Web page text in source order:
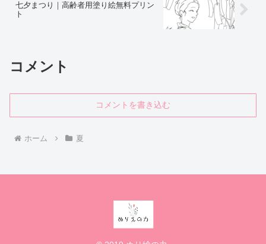
七夕まつり｜高齢者用塗り絵無料プリン
ト
コメント
コメントを書き込む
ホーム 夏